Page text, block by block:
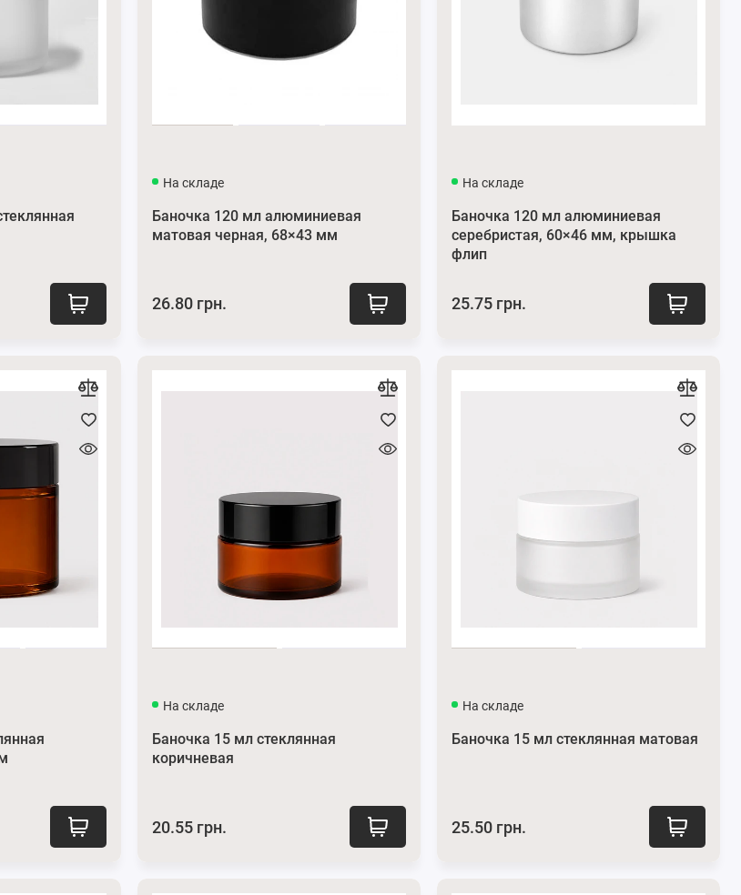
На складе
Баночка 120 мл алюминиевая
матовая черная, 68×43 мм
26.80 грн.
На складе
Баночка 120 мл алюминиевая
серебристая, 60×46 мм, крышка
флип
25.75 грн.
На складе
Баночка 15 мл стеклянная
коричневая
20.55 грн.
На складе
Баночка 15 мл стеклянная матовая
25.50 грн.